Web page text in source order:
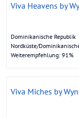
Viva Heavens by
Dominikanische Republik
Nordküste/
Weiterempfehlung: 91%
Viva Miches by